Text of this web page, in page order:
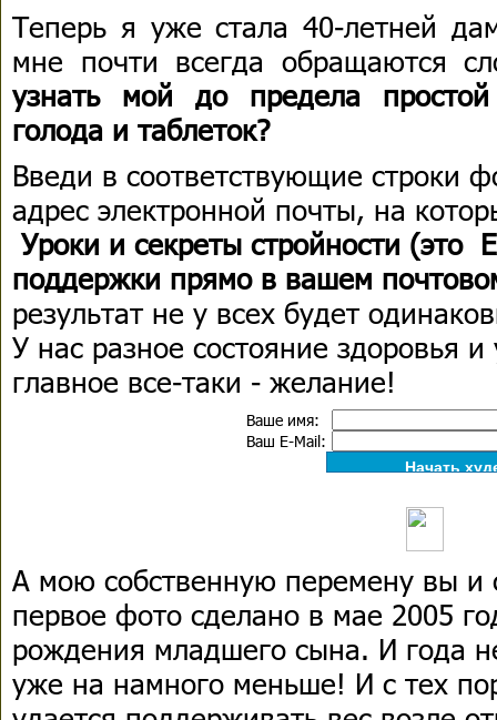
Теперь я уже стала 40-летней
мне почти всегда обращаются
узнать мой до предела простой
голода и таблеток?
Введи в соответствующие строки
адрес электронной почты, на
Уроки и секреты стройности
поддержки прямо в вашем
результат не у всех будет
У нас разное состояние здоровья
главное все-таки - желание!
Ваше имя:
Ваш E-Mail:
А мою собственную перемену вы и
первое фото сделано в мае 2005
рождения младшего сына. И года
уже на намного меньше! И с тех